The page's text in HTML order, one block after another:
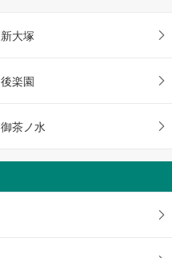
新大塚
後楽園
御茶ノ水